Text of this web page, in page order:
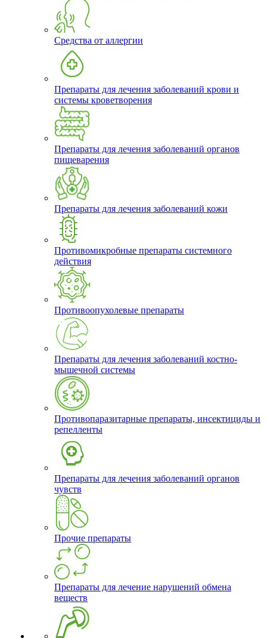
Средства от аллергии
Препараты для лечения заболеваний крови и
системы кроветворения
Препараты для лечения заболеваний органов
пищеварения
Препараты для лечения заболеваний кожи
Противомикробные препараты системного
действия
Противоопухолевые препараты
Препараты для лечения заболеваний костно-
мышечной системы
Противопаразитарные препараты, инсектициды и
репелленты
Препараты для лечения заболеваний органов
чувств
Прочие препараты
Препараты для лечение нарушений обмена
веществ